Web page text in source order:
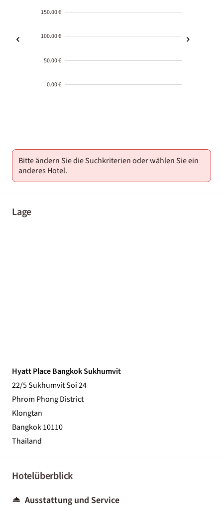
150.00 €
100.00 €
50.00 €
0.00 €
01-02
Bitte ändern Sie die Suchkriterien oder wählen Sie ein
anderes Hotel.
Lage
Hyatt Place Bangkok Sukhumvit
22/5 Sukhumvit Soi 24
Phrom Phong District
Klongtan
Bangkok 10110
Thailand
Hotelüberblick
Ausstattung und Service